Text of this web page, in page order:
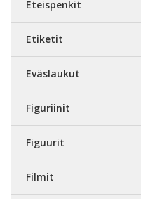
Eteispenkit
Etiketit
Eväslaukut
Figuriinit
Figuurit
Filmit